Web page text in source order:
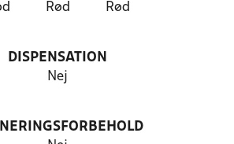
Rød Rød
DISPENSATION
Nej